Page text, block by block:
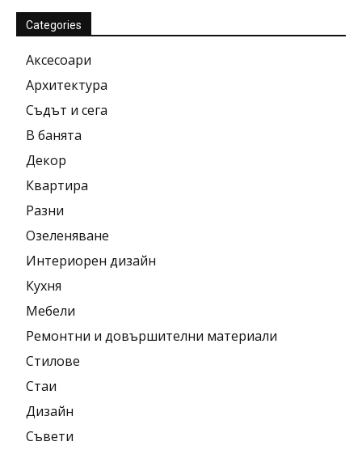
Categories
Аксесоари
Архитектура
Съдът и сега
В банята
Декор
Квартира
Разни
Озеленяване
Интериорен дизайн
Кухня
Мебели
Ремонтни и довършителни материали
Стилове
Стаи
Дизайн
Съвети